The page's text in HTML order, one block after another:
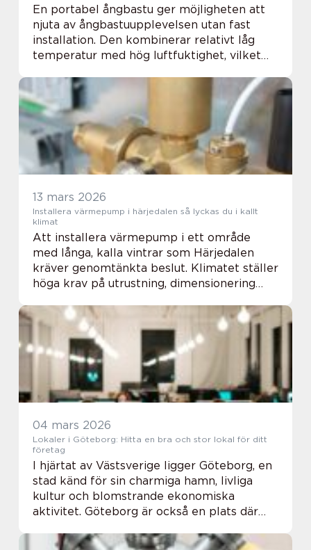
En portabel ångbastu ger möjligheten att
njuta av ångbastuupplevelsen utan fast
installation. Den kombinerar relativt låg
temperatur med hög luftfuktighet, vilket
samtidigt som krop...
13 mars 2026
Installera värmepump i härjedalen så lyckas du i kallt
klimat
Att installera värmepump i ett område
med långa, kalla vintrar som Härjedalen
kräver genomtänkta beslut. Klimatet ställer
höga krav på utrustning, dimensionering
vinster att hämta. En modern värmepump
kan sänka...
04 mars 2026
Lokaler i Göteborg: Hitta en bra och stor lokal för ditt
företag
I hjärtat av Västsverige ligger Göteborg, en
stad känd för sin charmiga hamn, livliga
kultur och blomstrande ekonomiska
aktivitet. Göteborg är också en plats där